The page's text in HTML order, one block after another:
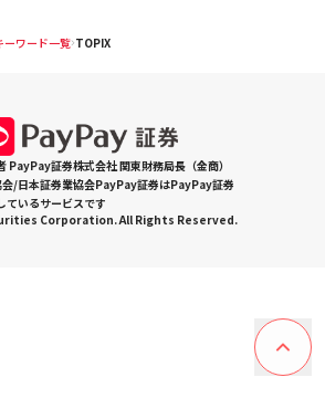
ーワード一覧 TOPIX
PayPay証券株式会社 関東財務局長（金商）
/日本証券業協会PayPay証券はPayPay証券
ているサービスです
Corporation. All Rights Reserved.